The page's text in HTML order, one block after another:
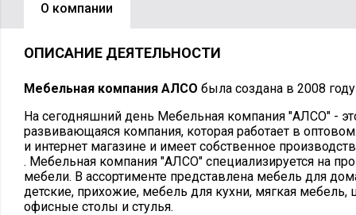
О компании
ОПИСАНИЕ ДЕЯТЕЛЬНОСТИ
Мебельная компания АЛСО была создана в 2008
На сегодняшний день Мебельная компания "АЛСО" -
развивающаяся компания, которая работает в
и интернет магазине и имеет собственное
. Мебельная компания "АЛСО" специализируется на
мебели. В ассортименте представлена мебель для
детские, прихожие, мебель для кухни, мягкая
офисные столы и стулья.